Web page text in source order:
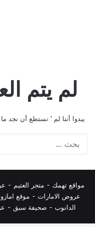
لم يتم
يبدوا أننا لم ’ نستطع أن
مواقع تهمك - متجر العثيم -
عروض الامارات - موقع
الدانوب - صحيفة سبق -